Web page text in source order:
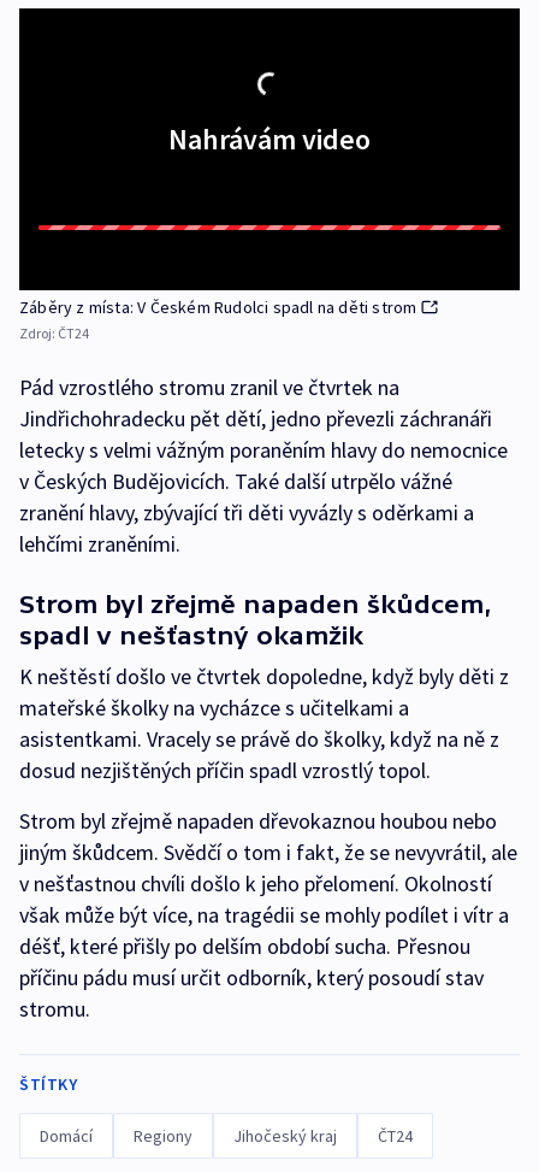
Nahrávám video
Záběry z místa: V Českém Rudolci spadl na děti strom
Zdroj: ČT24
Pád vzrostlého stromu zranil ve čtvrtek na
Jindřichohradecku pět dětí, jedno převezli záchranáři
letecky s velmi vážným poraněním hlavy do nemocnice
v Českých Budějovicích. Také další utrpělo vážné
zranění hlavy, zbývající tři děti vyvázly s oděrkami a
lehčími zraněními.
Strom byl zřejmě napaden škůdcem,
spadl v nešťastný okamžik
K neštěstí došlo ve čtvrtek dopoledne, když byly děti z
mateřské školky na vycházce s učitelkami a
asistentkami. Vracely se právě do školky, když na ně z
dosud nezjištěných příčin spadl vzrostlý topol.
Strom byl zřejmě napaden dřevokaznou houbou nebo
jiným škůdcem. Svědčí o tom i fakt, že se nevyvrátil, ale
v nešťastnou chvíli došlo k jeho přelomení. Okolností
však může být více, na tragédii se mohly podílet i vítr a
déšť, které přišly po delším období sucha. Přesnou
příčinu pádu musí určit odborník, který posoudí stav
stromu.
ŠTÍTKY
Domácí Regiony Jihočeský kraj ČT24